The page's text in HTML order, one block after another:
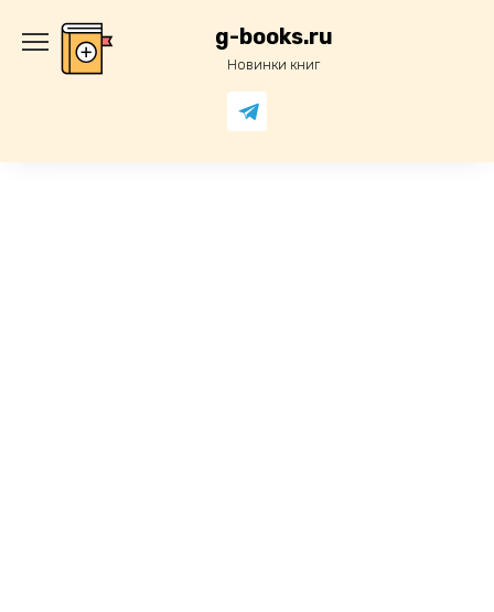
содержанию
g-books.ru
Новинки книг